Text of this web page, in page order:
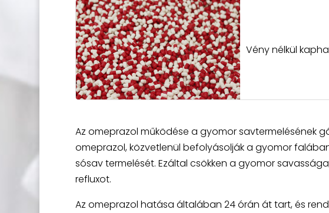
Vény nélkül
Az omeprazol működése a gyomor savtermelésének
omeprazol, közvetlenül befolyásolják a gyomor
sósav termelését. Ezáltal csökken a gyomor
refluxot.
Az omeprazol hatása általában 24 órán át tart, és